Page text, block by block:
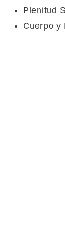
Plenitud
Cuerpo y